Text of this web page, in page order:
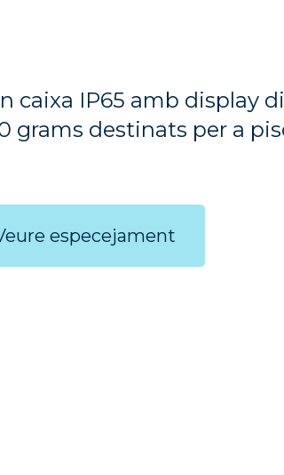
caixa IP65 amb display
grams destinats per a
especejament